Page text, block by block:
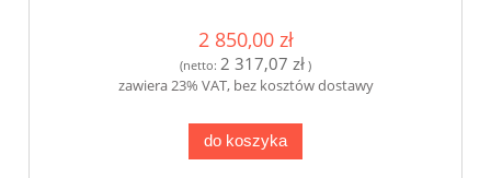
2 850,00 zł
(netto: 2 317,07 zł )
zawiera 23% VAT, bez kosztów dostawy
do koszyka